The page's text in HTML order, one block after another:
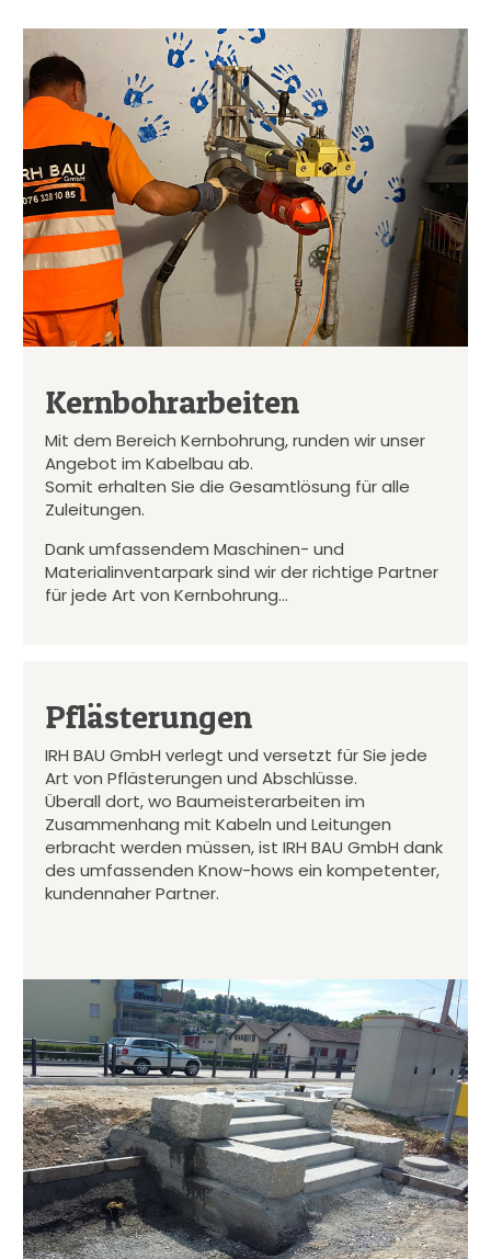
Kernbohrarbeiten
Mit dem Bereich Kernbohrung, runden wir unser
Angebot im Kabelbau ab.
Somit erhalten Sie die Gesamtlösung für alle
Zuleitungen.
Dank umfassendem Maschinen- und
Materialinventarpark sind wir der richtige Partner
für jede Art von Kernbohrung…
Pflästerungen
IRH BAU GmbH verlegt und versetzt für Sie jede
Art von Pflästerungen und Abschlüsse.
Überall dort, wo Baumeisterarbeiten im
Zusammenhang mit Kabeln und Leitungen
erbracht werden müssen, ist IRH BAU GmbH dank
des umfassenden Know-hows ein kompetenter,
kundennaher Partner.